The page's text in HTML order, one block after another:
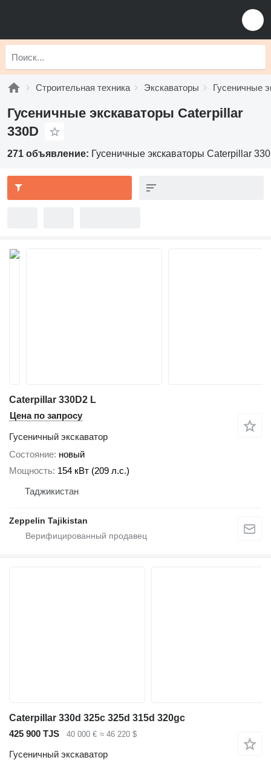
Строительная техника Экскаваторы Гусеничные
Гусеничные экскаваторы Caterpillar
330D
271 объявление: Гусеничные экскаваторы Caterpillar
Caterpillar 330D2 L
Цена по запросу
Гусеничный экскаватор
Состояние новый
Мощность 154 кВт (209 л.с.)
Таджикистан
Zeppelin Tajikistan
Caterpillar 330d 325c 325d 315d 320gc
425 900 TJS
40 000 € ≈ 46 220 $
Гусеничный экскаватор